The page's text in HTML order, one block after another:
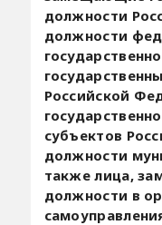
должности
должности
Российской
субъектов
должности
также лица,
должности в